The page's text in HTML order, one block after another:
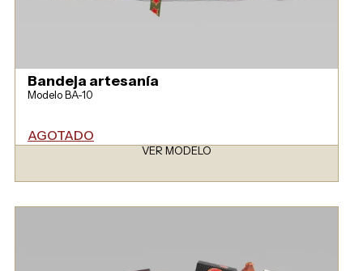
Bandeja artesanía
Modelo BA-10
AGOTADO
VER MODELO